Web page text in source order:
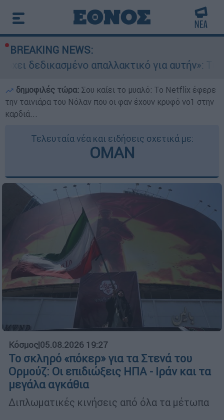
BREAKING NEWS:
απαλλακτικό για αυτήν»: Τι δηλώνει
δημοφιλές τώρα: Σου καίει το μυαλό: Το Netflix έφερε
την ταινιάρα του Νόλαν που οι φαν έχουν κρυφό νο1 στην
καρδιά...
Τελευταία νέα και ειδήσεις σχετικά με:
ΟΜΑΝ
Κόσμος|05.08.2026 19:27
Το σκληρό «πόκερ» για τα Στενά του
Ορμούζ: Οι επιδιώξεις ΗΠΑ - Ιράν και τα
μεγάλα αγκάθια
Διπλωματικές κινήσεις από όλα τα μέτωπα